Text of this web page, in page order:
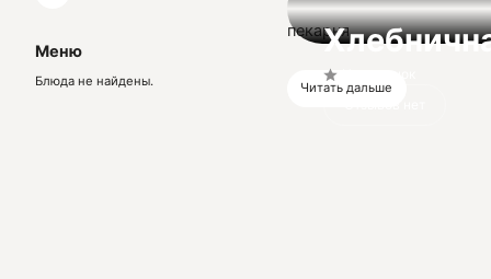
Меню
Блюда не найдены.
пекарня
Читать дальше